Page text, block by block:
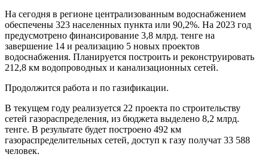
На сегодня в регионе централизованным водоснабжением
обеспечены 323 населенных пункта или 90,2%. На 2023 год
предусмотрено финансирование 3,8 млрд. тенге на
завершение 14 и реализацию 5 новых проектов
водоснабжения. Планируется построить и реконструировать
212,8 км водопроводных и канализационных сетей.
Продолжится работа и по газификации.
В текущем году реализуется 22 проекта по строительству
сетей газораспределения, из бюджета выделено 8,2 млрд.
тенге. В результате будет построено 492 км
газораспределительных сетей, доступ к газу получат 33 588
человек.